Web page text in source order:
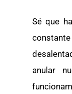
Sé que
anular